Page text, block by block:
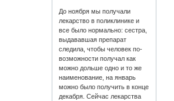
До ноября мы получали
лекарство в поликлинике и
все было нормально: сестра,
выдававшая препарат
следила, чтобы человек по-
возможности получал как
можно дольше одно и то же
наименование, на январь
можно было получить в конце
декабря. Сейчас лекарства